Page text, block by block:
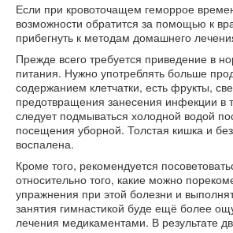
Если при кровоточащем геморрое
возможности обратится за помощью к
прибегнуть к методам домашнего
Прежде всего требуется приведение в
питания. Нужно употреблять больше
содержанием клетчатки, есть фрукты,
предотвращения занесения инфекции в
следует подмываться холодной водой
посещения уборной. Толстая кишка и
воспалена.
Кроме того, рекомендуется
относительно того, какие можно
упражнения при этой болезни и
занятия гимнастикой буде ещё более
лечения медикаментами. В результате